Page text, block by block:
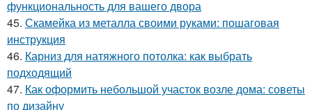
функциональность для вашего двора
45. Скамейка из металла своими руками: пошаговая
инструкция
46. Карниз для натяжного потолка: как выбрать
подходящий
47. Как оформить небольшой участок возле дома: советы
по дизайну